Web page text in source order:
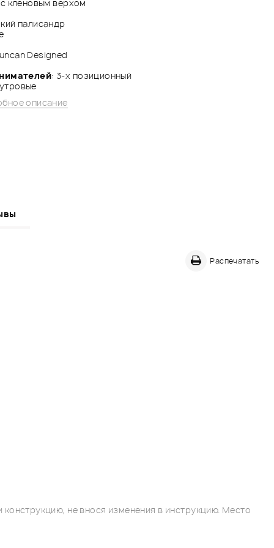
кленовым верхом
палисандр
Designed
: 3-х позиционный
описание
Распечатать
не внося изменения в инструкцию. Место